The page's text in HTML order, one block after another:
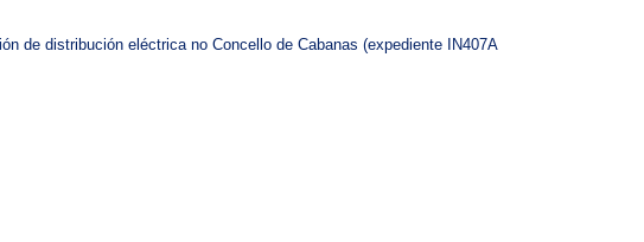
de distribución eléctrica no Concello de Cabanas (expediente IN407A